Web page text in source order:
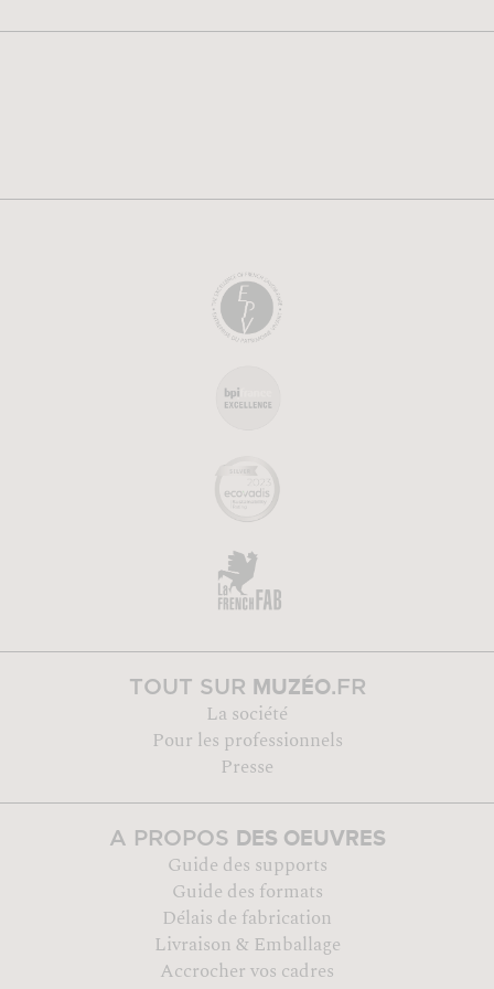
TOUT SUR MUZÉO.FR
La société
Pour les professionnels
Presse
A PROPOS DES OEUVRES
Guide des supports
Guide des formats
Délais de fabrication
Livraison & Emballage
Accrocher vos cadres